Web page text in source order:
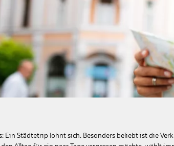
Ein Städtetrip lohnt sich. Besonders beliebt ist die